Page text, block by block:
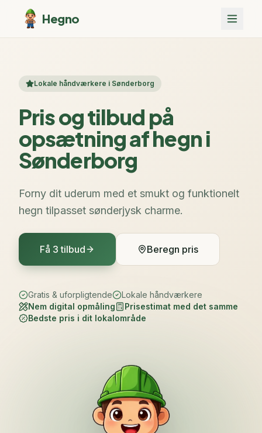
Hegno
Lokale håndværkere i Sønderborg
Pris og tilbud på
opsætning af hegn i
Sønderborg
Forny dit uderum med et smukt og funktionelt
hegn tilpasset sønderjysk charme.
Få 3 tilbud Beregn pris
Gratis & uforpligtende
Lokale håndværkere
Nem digital opmåling
Prisestimat med det samme
Bedste pris i dit lokalområde